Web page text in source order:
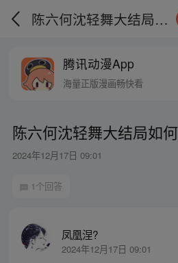
陈六何沈轻舞大结局如何
腾讯动漫App
海量正版漫画畅快看
陈六何沈轻舞大结局如何
2024年12月17日 09:01
1个回答
凤凰涅?
2024年12月17日 09:01